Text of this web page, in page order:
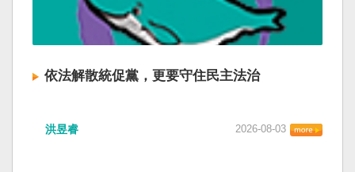
依法解散統促黨，更要守住民主法治
洪昱睿 2026-08-03